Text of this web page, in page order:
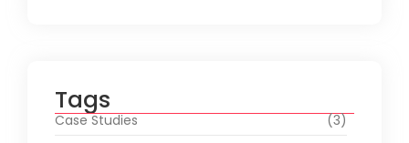
Tags
Case Studies
(3)